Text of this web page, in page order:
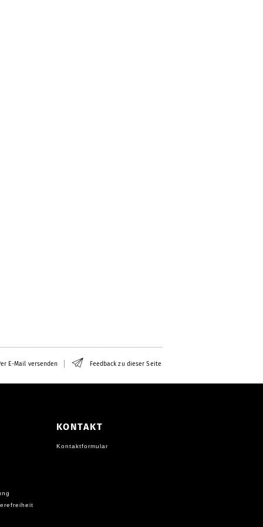
E-Mail versenden Feedback zu dieser Seite
KONTAKT
Kontaktformular